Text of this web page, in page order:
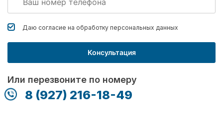
Даю согласие на обработку персональных данных
Консультация
Или перезвоните по номеру
8 (927) 216-18-49